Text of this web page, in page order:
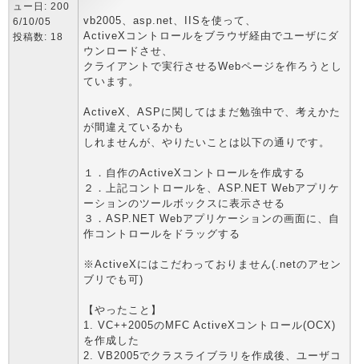
ュー日: 200
6/10/05
投稿数: 18
vb2005、asp.net、IISを使って、
ActiveXコントロールをブラウザ経由でユーザにダ
ウンロードさせ、
クライアントで実行させるWebページを作ろうとし
ています。
ActiveX、ASPに関してはまだ勉強中で、考えかた
が間違えているかも
しれませんが、やりたいことは以下の通りです。
１．自作のActiveXコントロールを作成する
２．上記コントロールを、ASP.NET Webアプリケ
ーションのツールボックスに表示させる
３．ASP.NET Webアプリケーションの画面に、自
作コントロールをドラッグする
※ActiveXにはこだわっておりません(.netのアセン
ブリでも可)
【やったこと】
1. VC++2005のMFC ActiveXコントロール(OCX)
を作成した
2. VB2005でクラスライブラリを作成後、ユーザコ